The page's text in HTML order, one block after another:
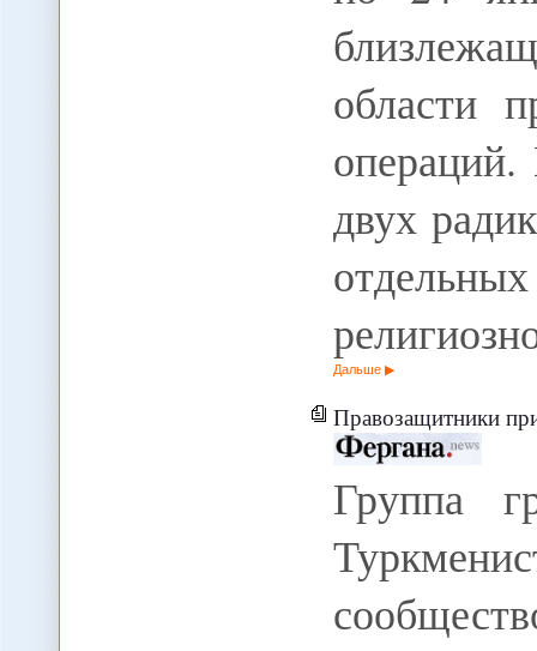
области
операций.
двух
Дальше
Правозащитники
Группа